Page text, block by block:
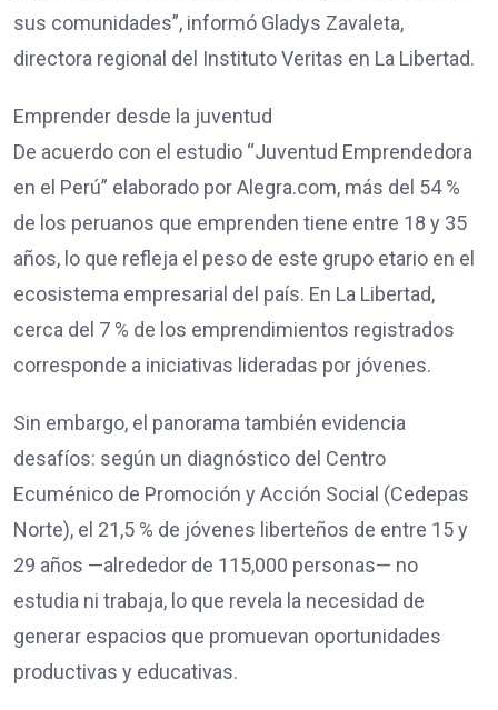
sus comunidades”, informó Gladys Zavaleta,
directora regional del Instituto Veritas en La Libertad.
Emprender desde la juventud
De acuerdo con el estudio “Juventud Emprendedora
en el Perú” elaborado por Alegra.com, más del 54 %
de los peruanos que emprenden tiene entre 18 y 35
años, lo que refleja el peso de este grupo etario en el
ecosistema empresarial del país. En La Libertad,
cerca del 7 % de los emprendimientos registrados
corresponde a iniciativas lideradas por jóvenes.
Sin embargo, el panorama también evidencia
desafíos: según un diagnóstico del Centro
Ecuménico de Promoción y Acción Social (Cedepas
Norte), el 21,5 % de jóvenes liberteños de entre 15 y
29 años —alrededor de 115,000 personas— no
estudia ni trabaja, lo que revela la necesidad de
generar espacios que promuevan oportunidades
productivas y educativas.